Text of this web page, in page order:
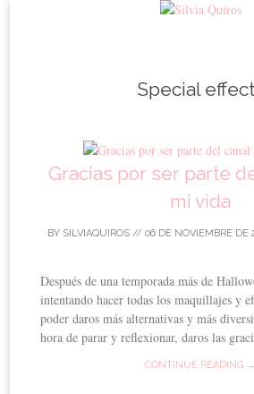
Special
Gracias por ser parte
mi vida
BY SILVIAQUIROS// 06 DE NOVIEMBRE DE
Después de una temporada más de
intentando hacer todas los maquillajes y
poder daros más alternativas y más
hora de parar y reflexionar, daros las
CONTINUE READING →